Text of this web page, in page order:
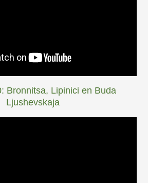
Bronnitsa, Lipinici en Buda
Ljushevskaja